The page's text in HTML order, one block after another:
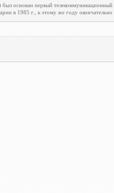
основан первый
в 1985 г., к этому же году